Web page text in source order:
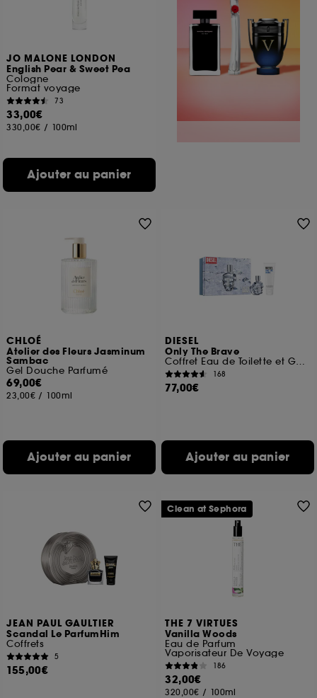
JO MALONE LONDON
English Pear & Sweet Pea
Cologne
Format voyage
73
33,00€
330,00€ / 100ml
Ajouter au panier
CHLOÉ
Atelier des Fleurs Jasminum
Sambac
Gel Douche Parfumé
69,00€
23,00€ / 100ml
Ajouter au panier
DIESEL
Only The Brave
Coffret Eau de Toilette et Gel Douche
168
77,00€
Ajouter au panier
JEAN PAUL GAULTIER
Scandal Le ParfumHim
Coffrets
5
155,00€
THE 7 VIRTUES
Vanilla Woods
Eau de Parfum
Vaporisateur De Voyage
186
32,00€
320,00€ / 100ml
Clean at Sephora